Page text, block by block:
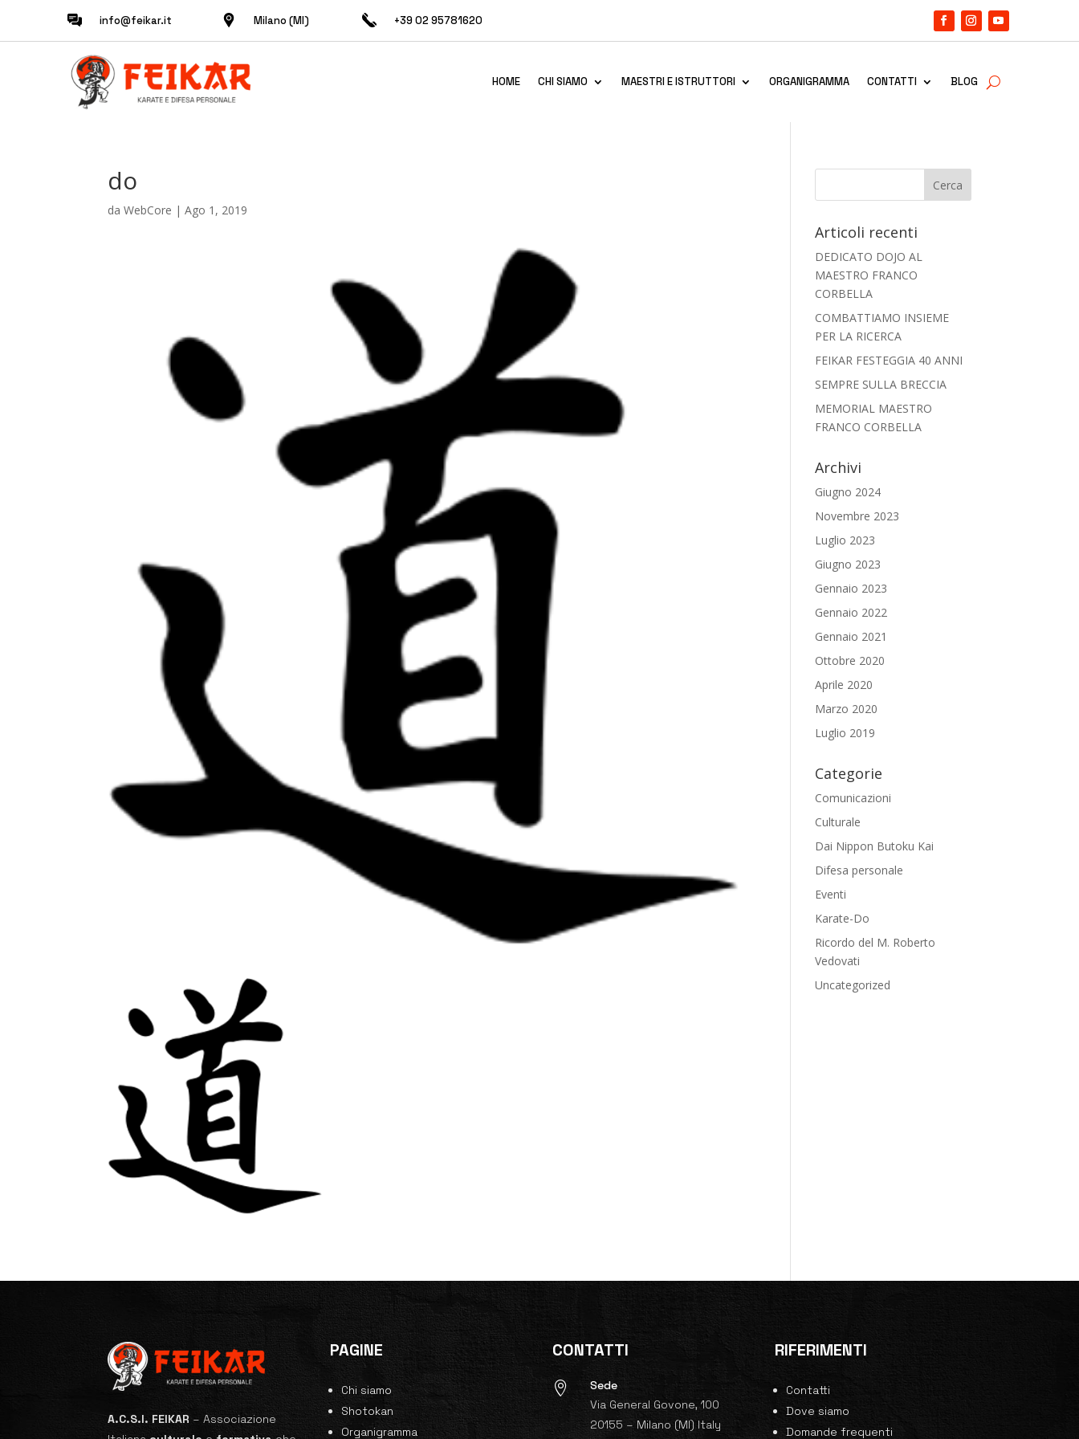
info@feikar.it Milano (MI) +39 02 95781620
HOME CHI SIAMO MAESTRI E ISTRUTTORI ORGANIGRAMMA CONTATTI BLOG
do
daWebCore |Ago 1, 2019
Articoli recenti
DEDICATO DOJO AL
MAESTRO FRANCO
CORBELLA
COMBATTIAMO INSIEME
PER LA RICERCA
FEIKAR FESTEGGIA 40 ANNI
SEMPRE SULLA BRECCIA
MEMORIAL MAESTRO
FRANCO CORBELLA
Archivi
Giugno 2024
Novembre 2023
Luglio 2023
Giugno 2023
Gennaio 2023
Gennaio 2022
Gennaio 2021
Ottobre 2020
Aprile 2020
Marzo 2020
Luglio 2019
Categorie
Comunicazioni
Culturale
Dai Nippon Butoku Kai
Difesa personale
Eventi
Karate-Do
Ricordo del M. Roberto
Vedovati
Uncategorized
A.C.S.I. FEIKAR –Associazione
PAGINE
Chi siamo
Shotokan
Organigramma
CONTATTI

Sede
Via General Govone, 100
20155 – Milano (MI) Italy
RIFERIMENTI
Contatti
Dove siamo
Domande frequenti